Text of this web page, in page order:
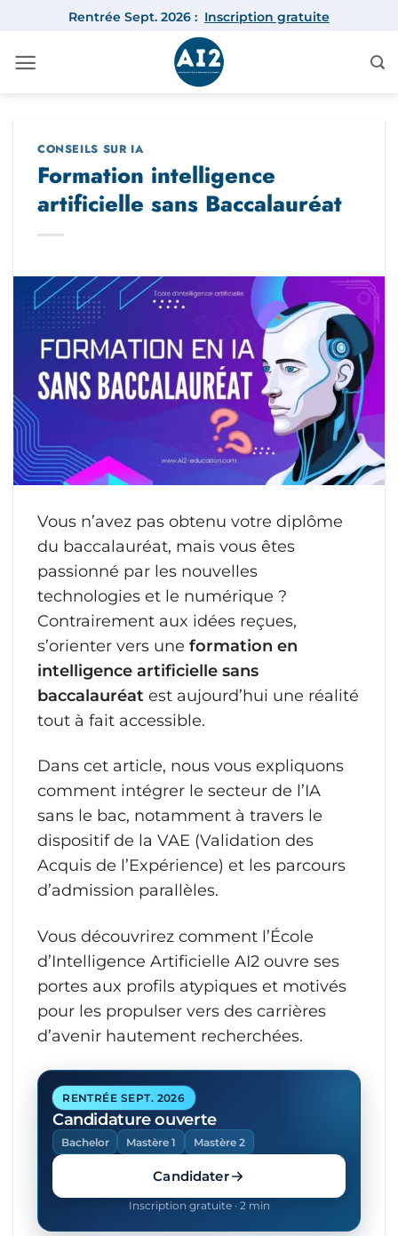
contenu
Rentrée Sept. 2026 : Inscription gratuite
CONSEILS SUR IA
Formation intelligence
artificielle sans Baccalauréat
Vous n’avez pas obtenu votre diplôme
du baccalauréat, mais vous êtes
passionné par les nouvelles
technologies et le numérique ?
Contrairement aux idées reçues,
s’orienter vers une formation en
intelligence artificielle sans
baccalauréat est aujourd’hui une réalité
tout à fait accessible.
Dans cet article, nous vous expliquons
comment intégrer le secteur de l’IA
sans le bac, notamment à travers le
dispositif de la VAE (Validation des
Acquis de l’Expérience) et les parcours
d’admission parallèles.
Vous découvrirez comment l’École
d’Intelligence Artificielle AI2 ouvre ses
portes aux profils atypiques et motivés
pour les propulser vers des carrières
d’avenir hautement recherchées.
RENTRÉE SEPT. 2026
Candidature ouverte
Bachelor Mastère 1 Mastère 2
Candidater
Inscription gratuite · 2 min